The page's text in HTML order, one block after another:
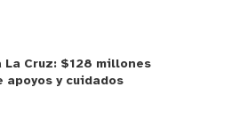
Cruz: $128 millones
y cuidados